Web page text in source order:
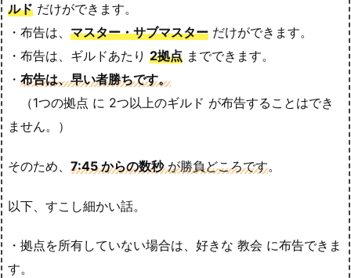
ルド だけができます。
・布告は、 マスター・サブマスター だけができます。
・布告は、ギルドあたり 2拠点 までできます。
・ 布告は、早い者勝ちです。
（1つの拠点 に 2つ以上のギルド が布告することはでき
ません。）
そのため、 7:45 からの数秒が勝負どころです。
以下、すこし細かい話。
・拠点を所有していない場合は、好きな 教会 に布告できま
す。